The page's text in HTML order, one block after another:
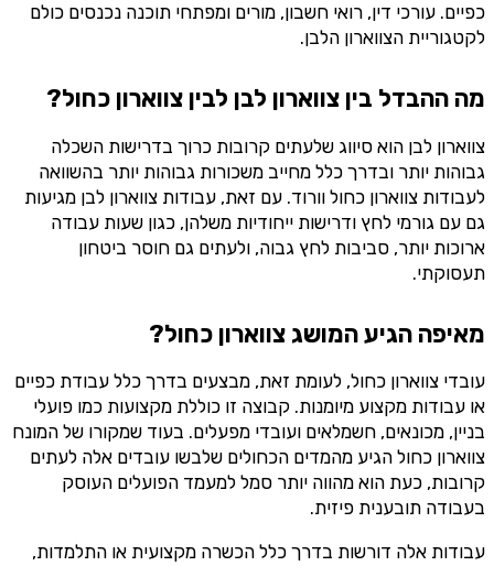
כפיים. עורכי דין, רואי חשבון, מורים ומפתחי תוכנה נכנסים כולם
לקטגוריית הצווארון הלבן.
מה ההבדל בין צווארון לבן לבין צווארון כחול?
צווארון לבן הוא סיווג שלעתים קרובות כרוך בדרישות השכלה
גבוהות יותר ובדרך כלל מחייב משכורות גבוהות יותר בהשוואה
לעבודות צווארון כחול וורוד. עם זאת, עבודות צווארון לבן מגיעות
גם עם גורמי לחץ ודרישות ייחודיות משלהן, כגון שעות עבודה
ארוכות יותר, סביבות לחץ גבוה, ולעתים גם חוסר ביטחון
תעסוקתי.
מאיפה הגיע המושג צווארון כחול?
עובדי צווארון כחול, לעומת זאת, מבצעים בדרך כלל עבודת כפיים
או עבודות מקצוע מיומנות. קבוצה זו כוללת מקצועות כמו פועלי
בניין, מכונאים, חשמלאים ועובדי מפעלים. בעוד שמקורו של המונח
צווארון כחול הגיע מהמדים הכחולים שלבשו עובדים אלה לעתים
קרובות, כעת הוא מהווה יותר סמל למעמד הפועלים העוסק
בעבודה תובענית פיזית.
עבודות אלה דורשות בדרך כלל הכשרה מקצועית או התלמדות,